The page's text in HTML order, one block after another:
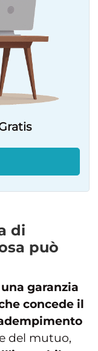
di
può
garanzia
concede il
del mutuo,